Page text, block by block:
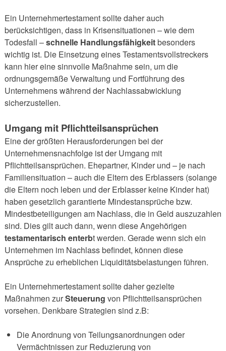
Ein Unternehmertestament sollte daher auch
berücksichtigen, dass in Krisensituationen – wie dem
Todesfall –schnelle Handlungsfähigkeitbesonders
wichtig ist. Die Einsetzung eines Testamentsvollstreckers
kann hier eine sinnvolle Maßnahme sein, um die
ordnungsgemäße Verwaltung und Fortführung des
Unternehmens während der Nachlassabwicklung
sicherzustellen.
Umgang mit Pflichtteilsansprüchen
Eine der größten Herausforderungen bei der
Unternehmensnachfolge ist der Umgang mit
Pflichtteilsansprüchen. Ehepartner, Kinder und – je nach
Familiensituation – auch die Eltern des Erblassers (solange
die Eltern noch leben und der Erblasser keine Kinder hat)
haben gesetzlich garantierte Mindestansprüche bzw.
Mindestbeteiligungen am Nachlass, die in Geld auszuzahlen
sind. Dies gilt auch dann, wenn diese Angehörigen
testamentarisch enterbt werden. Gerade wenn sich ein
Unternehmen im Nachlass befindet, können diese
Ansprüche zu erheblichen Liquiditätsbelastungen führen.
Ein Unternehmertestament sollte daher gezielte
Maßnahmen zurSteuerung von Pflichtteilsansprüchen
vorsehen. Denkbare Strategien sind z.B:
Die Anordnung von Teilungsanordnungen oder
Vermächtnissen zur Reduzierung von